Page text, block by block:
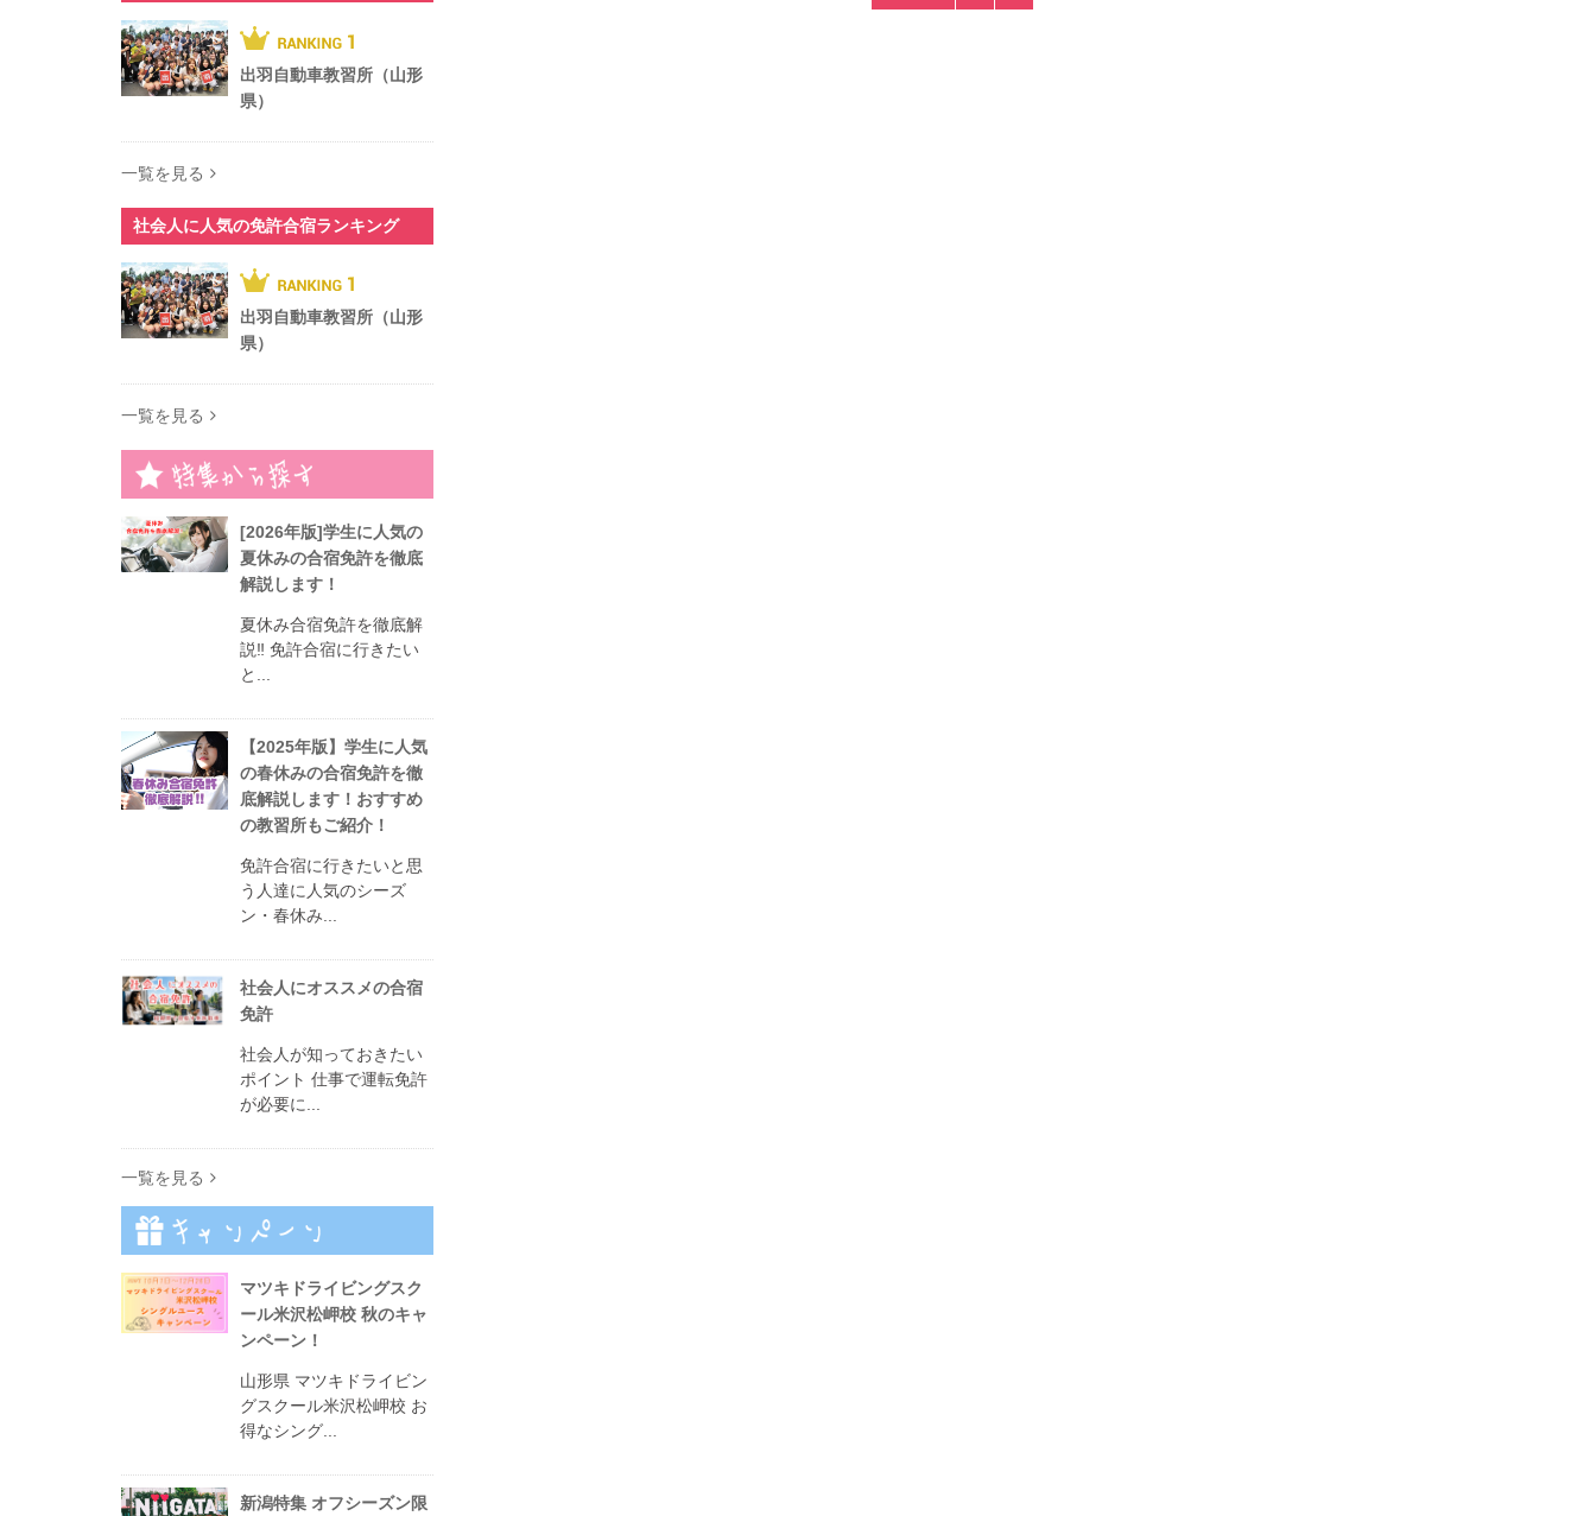
一覧を見る
出羽自動車教習所（山形
県）
社会人に人気の免許合宿ランキング
一覧を見る
出羽自動車教習所（山形
県）
[2026年版]学生に人気の
夏休みの合宿免許を徹底
解説します！
夏休み合宿免許を徹底解
説‼︎ 免許合宿に行きたい
と...
【2025年版】学生に人気
の春休みの合宿免許を徹
底解説します！おすすめ
の教習所もご紹介！
免許合宿に行きたいと思
う人達に人気のシーズ
ン・春休み...
社会人にオススメの合宿
免許
社会人が知っておきたい
ポイント 仕事で運転免許
が必要に...
一覧を見る
マツキドライビングスク
ール米沢松岬校 秋のキャ
ンペーン！
山形県 マツキドライビン
グスクール米沢松岬校 お
得なシング...
新潟特集 オフシーズン限